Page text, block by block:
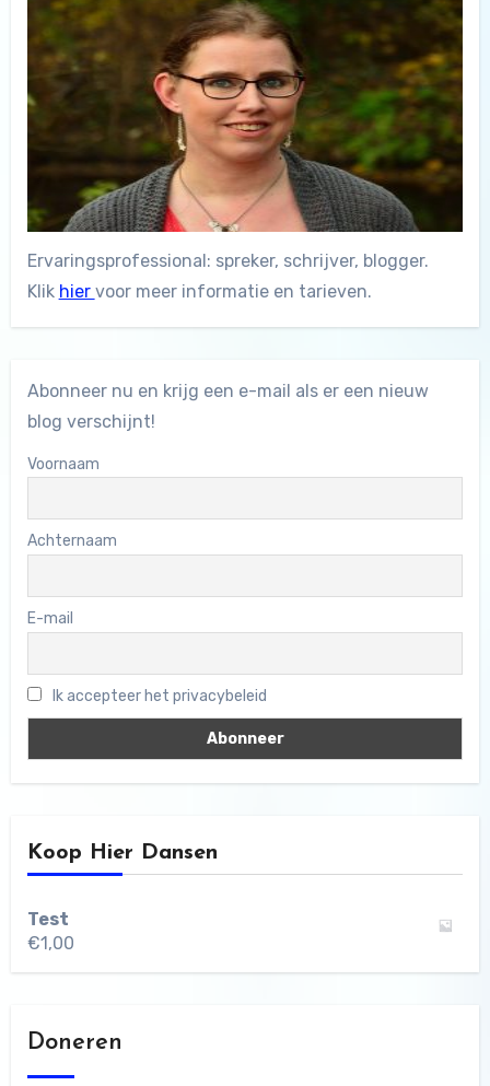
Ervaringsprofessional: spreker, schrijver, blogger.
Klik hier voor meer informatie en tarieven.
Abonneer nu en krijg een e-mail als er een nieuw
blog verschijnt!
Voornaam
Achternaam
E-mail
Ik accepteer het privacybeleid
Koop Hier Dansen
Test
€1,00
Doneren